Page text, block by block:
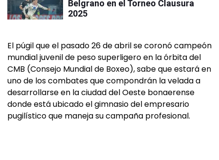
Belgrano en el Torneo Clausura
2025
El púgil que el pasado 26 de abril se coronó campeón
mundial juvenil de peso superligero en la órbita del
CMB (Consejo Mundial de Boxeo), sabe que estará en
uno de los combates que compondrán la velada a
desarrollarse en la ciudad del Oeste bonaerense
donde está ubicado el gimnasio del empresario
pugilístico que maneja su campaña profesional.